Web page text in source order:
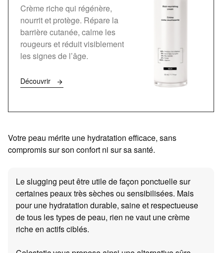
Crème riche qui régénère,
nourrit et protège. Répare la
barrière cutanée, calme les
rougeurs et réduit visiblement
les signes de l’âge.
Découvrir
Votre peau mérite une hydratation efficace, sans
compromis sur son confort ni sur sa santé.
Le slugging peut être utile de façon ponctuelle sur
certaines peaux très sèches ou sensibilisées. Mais
pour une hydratation durable, saine et respectueuse
de tous les types de peau, rien ne vaut une crème
riche en actifs ciblés.